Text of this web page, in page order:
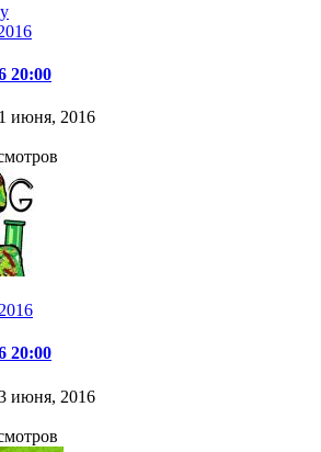
20:00
июня, 2016
20:00
июня, 2016